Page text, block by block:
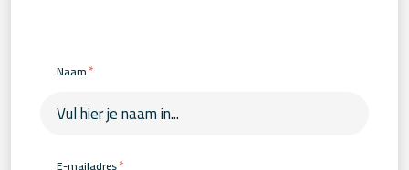
Naam*